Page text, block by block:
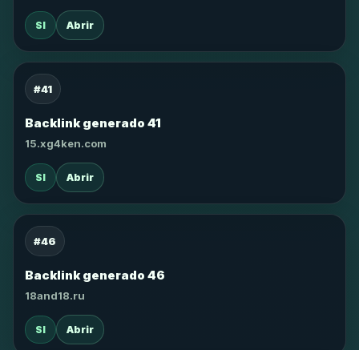
SI Abrir
#41
Backlink generado 41
15.xg4ken.com
SI Abrir
#46
Backlink generado 46
18and18.ru
SI Abrir